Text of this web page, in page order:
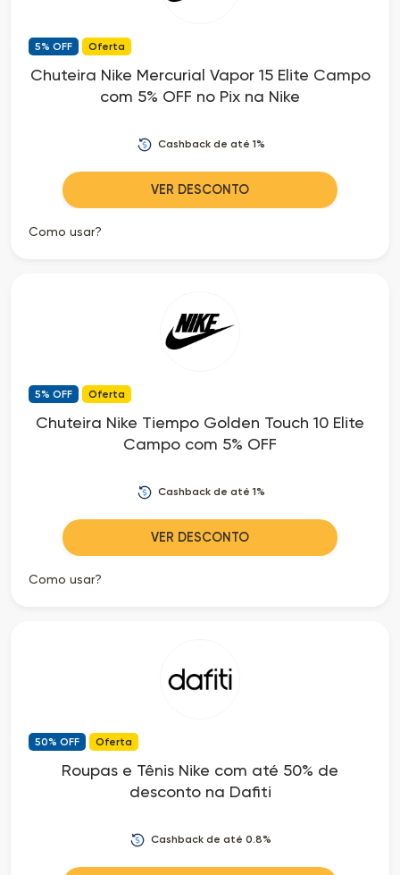
5% OFF Oferta
Chuteira Nike Mercurial Vapor 15 Elite Campo
com 5% OFF no Pix na Nike
Cashback de até 1%
VER DESCONTO
Como usar?
5% OFF Oferta
Chuteira Nike Tiempo Golden Touch 10 Elite
Campo com 5% OFF
Cashback de até 1%
VER DESCONTO
Como usar?
50% OFF Oferta
Roupas e Tênis Nike com até 50% de
desconto na Dafiti
Cashback de até 0.8%